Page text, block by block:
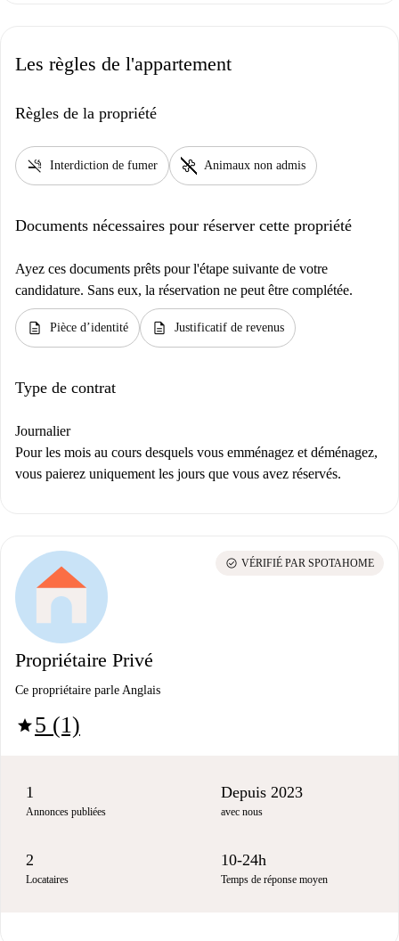
Les règles de l'appartement
Règles de la propriété
smoke_free Interdiction de fumer pet_supplies Animaux non admis
Documents nécessaires pour réserver cette propriété
Ayez ces documents prêts pour l'étape suivante de votre
candidature. Sans eux, la réservation ne peut être complétée.
description Pièce d’identité description Justificatif de revenus
Type de contrat
Journalier
Pour les mois au cours desquels vous emménagez et déménagez,
vous paierez uniquement les jours que vous avez réservés.
Propriétaire Privé
Ce propriétaire parle Anglais
star5 (1)
check_circle VÉRIFIÉ PAR SPOTAHOME
1
Annonces publiées
Depuis 2023
avec nous
2
Locataires
10-24h
Temps de réponse moyen